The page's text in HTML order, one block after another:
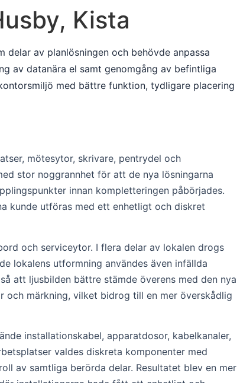
Kista
av planlösningen och behövde anpassa
av datanära el samt genomgång av befintliga
med bättre funktion, tydligare placering
mötesytor, skrivare, pentrydel och
stor noggrannhet för att de nya lösningarna
innan kompletteringen påbörjades.
kunde utföras med ett enhetligt och diskret
och serviceytor. I flera delar av lokalen drogs
lokalens utformning användes även infällda
att ljusbilden bättre stämde överens med den nya
och märkning, vilket bidrog till en mer överskådlig
installationskabel, apparatdosor, kabelkanaler,
valdes diskreta komponenter med
av samtliga berörda delar. Resultatet blev en mer